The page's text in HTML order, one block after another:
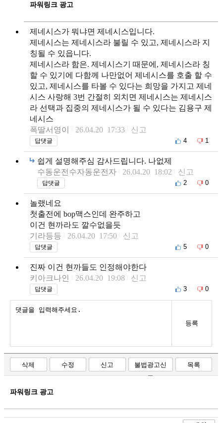
파워링크 광고
제네시스가 뭐냐면 제네시스입니다.
제네시스는 제네시스라 불릴 수 있고, 제네시스라 지
칭될 수 있읍니다.
제네시스라 함은. 제네시스기 때문에, 제네시스라 칭
할 수 있기에 다함께 나만없어 제네시스를 호출 할 수
있고, 제네시스를 타볼 수 있다는 희망을 가지고 제네
시스 사랑해 3번 간절히 외치면 제네시스는 제네시스
라 선택과 집중의 제네시스가 될 수 있다는 김용구 제
네시스
폭딸서영이
26.04.20 17:33 신고
답댓글 4 1
쉽게 설명해주심 감사드립니다. 나없제
수동운전수자동운전자
26.04.20 18:02 신고
답댓글 2 0
놀랬네요
첫출전에 bop맥스인데 완주하고
이건 현까라도 깔수없을듯
기라등등
26.04.20 17:50 신고
답댓글 5 0
진짜 이건 현까들도 인정해야한다
키아크나인
26.04.20 19:08 신고
답댓글 3 0
등록
삭제 수정 신고
불법광고신
고
목록
파워링크 광고